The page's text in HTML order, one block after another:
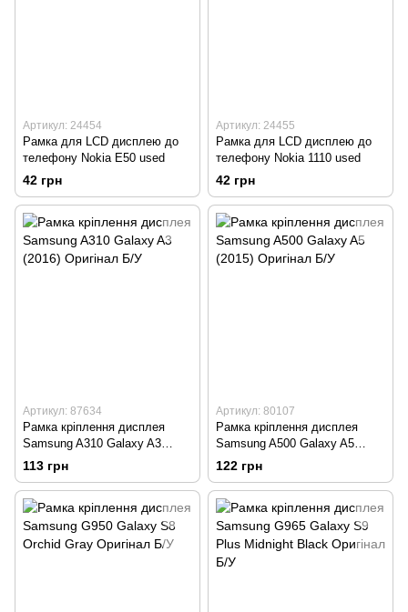
Артикул: 24454
Рамка для LCD дисплею до
телефону Nokia E50 used
42 грн
Артикул: 24455
Рамка для LCD дисплею до
телефону Nokia 1110 used
42 грн
Артикул: 87634
Рамка кріплення дисплея
Samsung A310 Galaxy A3
(2016) Оригінал Б/У
113 грн
Артикул: 80107
Рамка кріплення дисплея
Samsung A500 Galaxy A5
(2015) Оригінал Б/У
122 грн